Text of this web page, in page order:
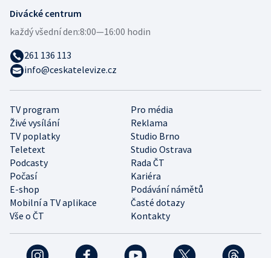
TV program
Pro média
Živé vysílání
Reklama
TV poplatky
Studio Brno
Teletext
Studio Ostrava
Podcasty
Rada ČT
Počasí
Kariéra
E-shop
Podávání námětů
Mobilní a TV aplikace
Časté dotazy
Vše o ČT
Kontakty
Divácké centrum
každý všední den:8:00—16:00 hodin
261 136 113
info@ceskatelevize.cz